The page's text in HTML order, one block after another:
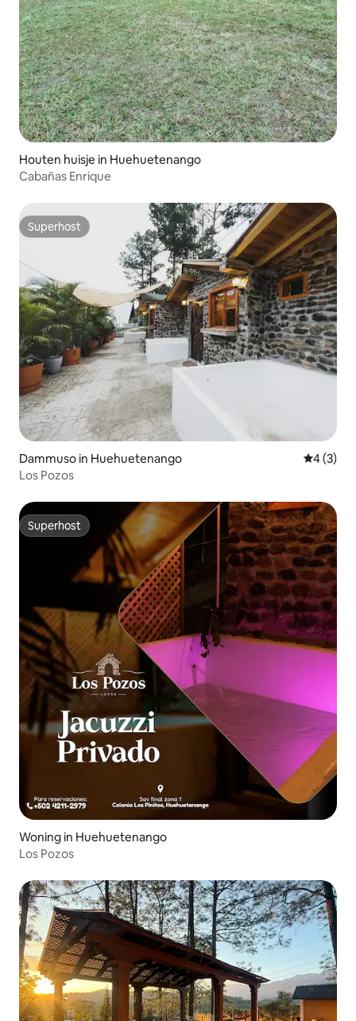
Houten huisje in Huehuetenango
Cabañas Enrique
Superhost
Superhost
Dammuso in Huehuetenango
4 (3)
Los Pozos
Superhost
Superhost
Woning in Huehuetenango
Los Pozos